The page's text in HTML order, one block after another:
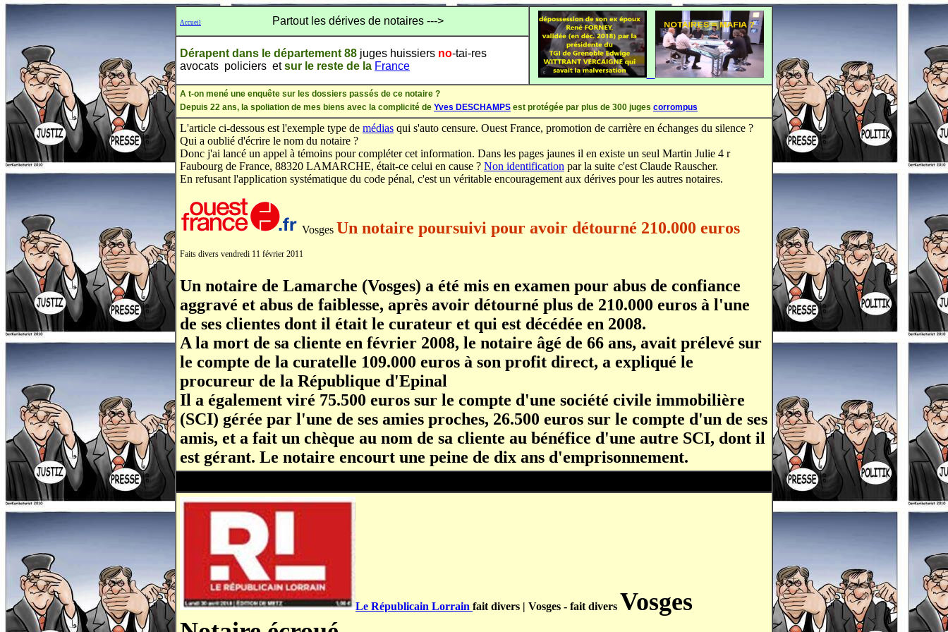
Accueil Partout les dérives de notaires --->
Dérapent dans le département 88 juges huissiers no-tai-res
avocats policiers etsur le reste de la France
A t-on mené une enquête sur les dossiers passés de ce notaire ?
Depuis 22 ans, la spoliation de mes biens avec la complicité de Yves DESCHAMPS est protégée par plus de 300 juges corrompus
L'article ci-dessous est l'exemple type de médias qui s'auto censure. Ouest France, promotion de carrière en échanges du silence ?
Qui a oublié d'écrire le nom du notaire ?
Donc j'ai lancé un appel à témoins pour compléter cet information. Dans les pages jaunes il en existe un seul Martin Julie 4 r
Faubourg de France, 88320 LAMARCHE, était-ce celui en cause ? Non identification par la suite c'est Claude Rauscher.
En refusant l'application systématique du code pénal, c'est un véritable encouragement aux dérives pour les autres notaires.
Vosges Un notaire poursuivi pour avoir détourné 210.000 euros
Faits divers vendredi 11 février 2011
Un notaire de Lamarche (Vosges) a été mis en examen pour abus de confiance
aggravé et abus de faiblesse, après avoir détourné plus de 210.000 euros à l'une
de ses clientes dont il était le curateur et qui est décédée en 2008.
A la mort de sa cliente en février 2008, le notaire âgé de 66 ans, avait prélevé sur
le compte de la curatelle 109.000 euros à son profit direct, a expliqué le
procureur de la République d'Epinal
Il a également viré 75.500 euros sur le compte d'une société civile immobilière
(SCI) gérée par l'une de ses amies proches, 26.500 euros sur le compte d'un de ses
amis, et a fait un chèque au nom de sa cliente au bénéfice d'une autre SCI, dont il
est gérant. Le notaire encourt une peine de dix ans d'emprisonnement.
Le Républicain Lorrain fait divers | Vosges - fait divers Vosges